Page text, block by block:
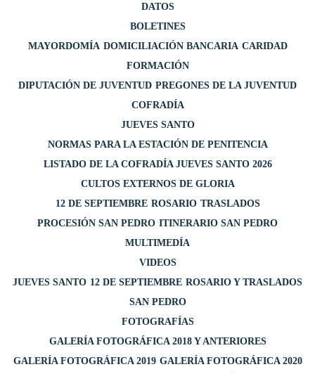
DATOS
BOLETINES
MAYORDOMÍA DOMICILIACIÓN BANCARIA CARIDAD
FORMACIÓN
DIPUTACIÓN DE JUVENTUD PREGONES DE LA JUVENTUD
COFRADÍA
JUEVES SANTO
NORMAS PARA LA ESTACIÓN DE PENITENCIA
LISTADO DE LA COFRADÍA JUEVES SANTO 2026
CULTOS EXTERNOS DE GLORIA
12 DE SEPTIEMBRE ROSARIO TRASLADOS
PROCESIÓN SAN PEDRO ITINERARIO SAN PEDRO
MULTIMEDÍA
VIDEOS
JUEVES SANTO 12 DE SEPTIEMBRE ROSARIO Y TRASLADOS
SAN PEDRO
FOTOGRAFÍAS
GALERÍA FOTOGRÁFICA 2018 Y ANTERIORES
GALERÍA FOTOGRÁFICA 2019 GALERÍA FOTOGRÁFICA 2020